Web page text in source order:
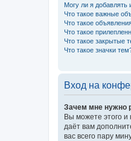
Могу ли я
Что такое важные
Что такое
Что такое
Что такое закрытые
Что такое значки
Вход на
Зачем мне нужно
Вы можете этого и
даёт вам
вас всего пару